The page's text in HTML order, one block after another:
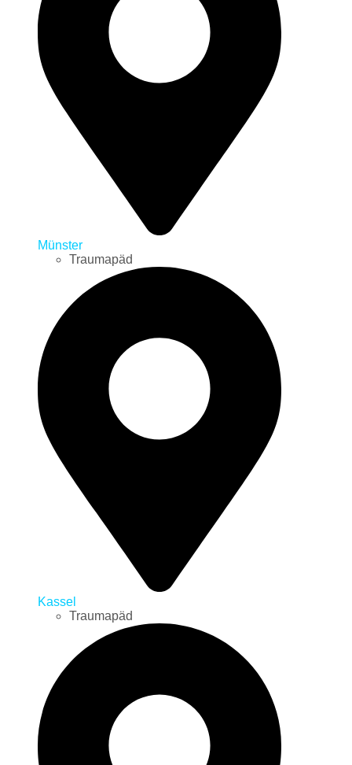
Münster
Traumapäd
Kassel
Traumapäd